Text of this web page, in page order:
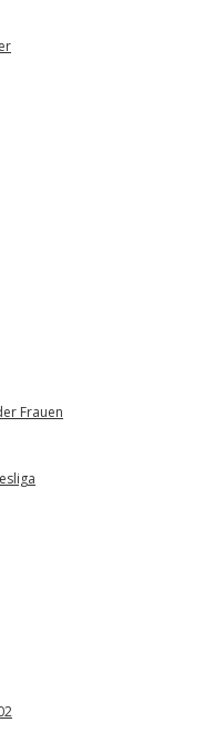
Frauen